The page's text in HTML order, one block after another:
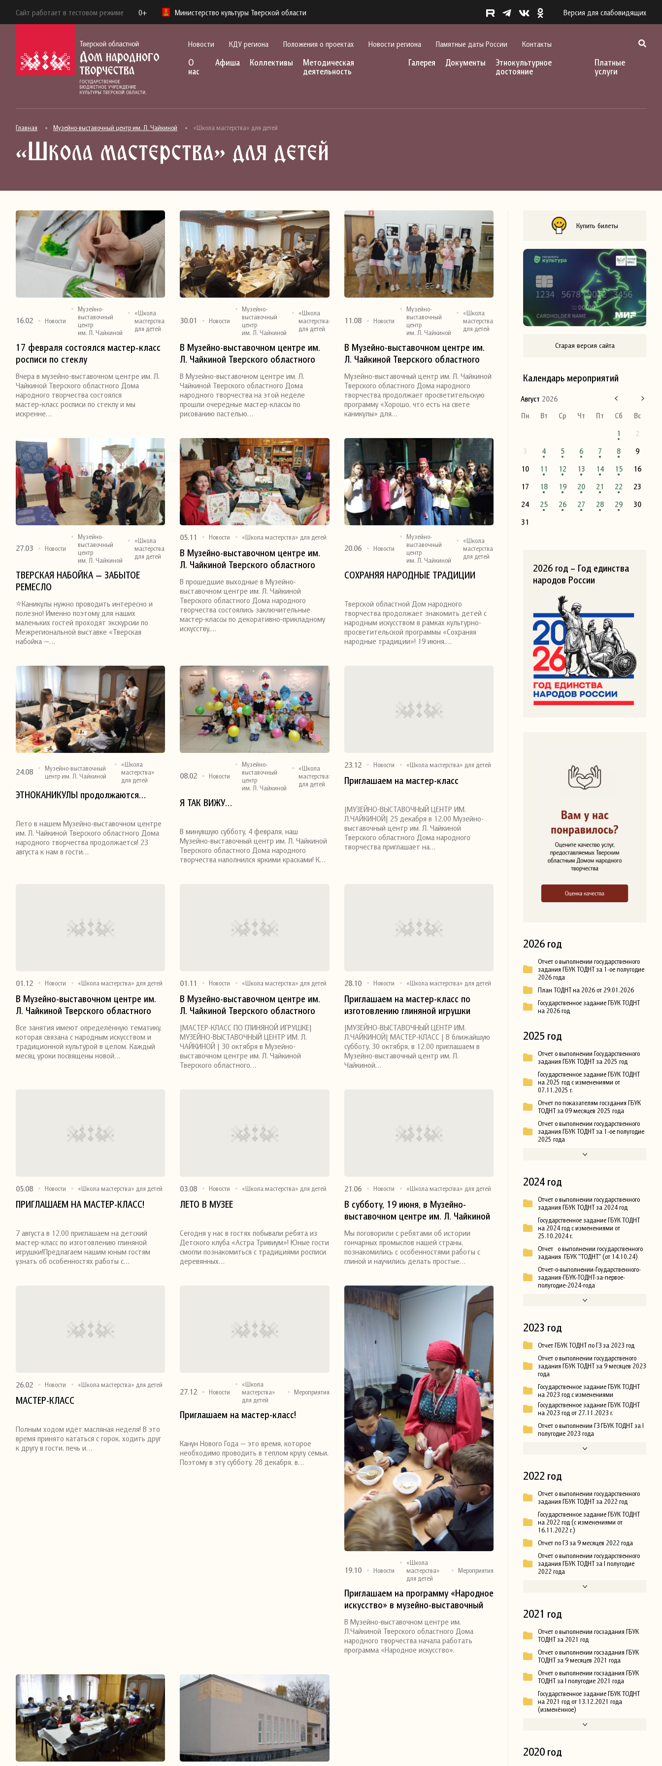
Сайт работает в тестовом режиме 0+ Министерство культуры Тверской области Версия для слабовидящих
Новости КДУ региона Положения о проектах Новости региона Памятные даты России Контакты
О
нас
Афиша Коллективы
Методическая
деятельность
Галерея Документы
Этнокультурное
достояние
Платные
услуги
Главная Музейно-выставочный центр им. Л. Чайкиной «Школа мастерства» для детей
«Школа мастерства» для детей
Поделиться
16.02 Новости
Музейно-
выставочный
центр
им. Л. Чайкиной
«Школа
мастерства»
для детей
17 февраля состоялся мастер‑класс
росписи по стеклу
Вчера в музейно-выставочном центре им. Л.
Чайкиной Тверского областного Дома
народного творчества состоялся
мастер‑класс росписи по стеклу и мы
искренне…
Поделиться
30.01 Новости
Музейно-
выставочный
центр
им. Л. Чайкиной
«Школа
мастерства»
для детей
В Музейно-выставочном центре им.
Л. Чайкиной Тверского областного
Дома народного творчества прошли
мастер-классы по рисованию
пастелью
В Музейно-выставочном центре им. Л.
Чайкиной Тверского областного Дома
народного творчества на этой неделе
прошли очередные мастер-классы по
рисованию пастелью…
Поделиться
11.08 Новости
Музейно-
выставочный
центр
им. Л. Чайкиной
«Школа
мастерства»
для детей
В Музейно-выставочном центре им.
Л. Чайкиной Тверского областного
Дома народного творчества
проходит просветительская
программа для школьников
Музейно-выставочный центр им. Л. Чайкиной
Тверского областного Дома народного
творчества продолжает просветительскую
программу «Хорошо, что есть на свете
каникулы» для…
Поделиться
27.03 Новости
Музейно-
выставочный
центр
им. Л. Чайкиной
«Школа
мастерства»
для детей
ТВЕРСКАЯ НАБОЙКА — ЗАБЫТОЕ
РЕМЕСЛО
⭐Каникулы нужно проводить интересно и
полезно! Именно поэтому для наших
маленьких гостей проходят экскурсии по
Межрегиональной выставке «Тверская
набойка —…
Поделиться
05.11 Новости «Школа мастерства» для детей
В Музейно-выставочном центре им.
Л. Чайкиной Тверского областного
Дома народного творчества
состоялись заключительные мастер-
классы по декоративно-прикладному
искусству, которые проходили в
рамках выставки фотографий
Виктора Христенко «Я так вижу»
В прошедшие выходные в Музейно-
выставочном центре им. Л. Чайкиной
Тверского областного Дома народного
творчества состоялись заключительные
мастер-классы по декоративно-прикладному
искусству,…
Поделиться
20.06 Новости
Музейно-
выставочный
центр
им. Л. Чайкиной
«Школа
мастерства»
для детей
СОХРАНЯЯ НАРОДНЫЕ ТРАДИЦИИ
Тверской областной Дом народного
творчества продолжает знакомить детей с
народным искусством в рамках культурно-
просветительской программы «Сохраняя
народные традиции»! 19 июня,…
Поделиться
24.08
Музейно-выставочный
центр им. Л. Чайкиной
«Школа
мастерства»
для детей
ЭТНОКАНИКУЛЫ продолжаются…
Лето в нашем Музейно-выставочном центре
им. Л. Чайкиной Тверского областного Дома
народного творчества продолжается! 23
августа к нам в гости…
Поделиться
08.02 Новости
Музейно-
выставочный
центр
им. Л. Чайкиной
«Школа
мастерства»
для детей
Я ТАК ВИЖУ…
В минувшую субботу, 4 февраля, наш
Музейно-выставочный центр им. Л. Чайкиной
Тверского областного Дома народного
творчества наполнился яркими красками! К…
23.12 Новости «Школа мастерства» для детей
Приглашаем на мастер-класс
|МУЗЕЙНО-ВЫСТАВОЧНЫЙ ЦЕНТР ИМ.
Л.ЧАЙКИНОЙ| 25 декабря в 12.00 Музейно-
выставочный центр им. Л. Чайкиной
Тверского областного Дома народного
творчества приглашает на…
Поделиться
01.12 Новости «Школа мастерства» для детей
В Музейно-выставочном центре им.
Л. Чайкиной Тверского областного
Дома народного творчества
продолжают знакомить юных гостей
с народным искусством в рамках
одноимённой интерактивной
Все занятия имеют определённую тематику,
которая связана с народным искусством и
традиционной культурой в целом. Каждый
месяц уроки посвящены новой…
Поделиться
01.11 Новости «Школа мастерства» для детей
В Музейно-выставочном центре им.
Л. Чайкиной Тверского областного
Дома народного творчества прошел
детский мастер-класс по глиняной
игрушке
|МАСТЕР-КЛАСС ПО ГЛИНЯНОЙ ИГРУШКЕ|
МУЗЕЙНО-ВЫСТАВОЧНЫЙ ЦЕНТР ИМ. Л.
ЧАЙКИНОЙ | 30 октября в Музейно-
выставочном центре им. Л. Чайкиной
Тверского областного…
Поделиться
28.10 Новости «Школа мастерства» для детей
Приглашаем на мастер-класс по
изготовлению глиняной игрушки
|МУЗЕЙНО-ВЫСТАВОЧНЫЙ ЦЕНТР ИМ.
Л.ЧАЙКИНОЙ| МАСТЕР-КЛАСС | В ближайшую
субботу, 30 октября, в 12.00 приглашаем в
Музейно-выставочный центр им. Л.
Чайкиной…
05.08 Новости «Школа мастерства» для детей
ПРИГЛАШАЕМ НА МАСТЕР-КЛАСС!
7 августа в 12.00 приглашаем на детский
мастер-класс по изготовлению глиняной
игрушки!Предлагаем нашим юным гостям
узнать об особенностях работы с…
03.08 Новости «Школа мастерства» для детей
ЛЕТО В МУЗЕЕ
Сегодня у нас в гостях побывали ребята из
Детского клуба «Астра Тривиум»! Юные гости
смогли познакомиться с традициями росписи
деревянных…
Поделиться
21.06 Новости «Школа мастерства» для детей
В субботу, 19 июня, в Музейно-
выставочном центре им. Л. Чайкиной
Тверского областного Дома
народного творчества прошёл
мастер-класс по глиняной игрушке.
Мы поговорили с ребятами об истории
гончарных промыслов нашей страны,
познакомились с особенностями работы с
глиной и научились делать простые…
26.02 Новости «Школа мастерства» для детей
МАСТЕР-КЛАСС
Полным ходом идёт масляная неделя! В это
время принято кататься с горок, ходить друг
к другу в гости, печь и…
Поделиться
27.12 Новости
«Школа
мастерства»
для детей
Мероприятия
Приглашаем на мастер-класс!
Канун Нового Года — это время, которое
необходимо проводить в теплом кругу семьи.
Поэтому в эту субботу, 28 декабря, в…
Поделиться
19.10 Новости
«Школа
мастерства»
для детей
Мероприятия
Приглашаем на программу «Народное
искусство» в музейно-выставочный
центр им. Л. Чайкиной!
В Музейно-выставочном центре им.
Л.Чайкиной Тверского областного Дома
народного творчества начала работать
программа «Народное искусство».
Купить билеты
Старая версия сайта
Календарь мероприятий
Август 2026
Пн
Вт Ср Чт Пт Сб
Вс
1
2
3
4 5 6 7 8
9
10
11 12 13 14 15
16
17
18 19 20 21 22
23
24
25 26 27 28 29
30
31
2026 год – Год единства
народов России
2026 год
Отчет о выполнении государственного
задания ГБУК ТОДНТ за 1-ое полугодие
2026 года
План ТОДНТ на 2026 от 29.01.2026
Государственное задание ГБУК ТОДНТ
на 2026 год
2025 год
Отчет о выполнении Государственного
задания ГБУК ТОДНТ за 2025 год
Государственное задание ГБУК ТОДНТ
на 2025 год с изменениями от
07.11.2025 г.
Отчет по показателям госздания ГБУК
ТОДНТ за 09 месяцев 2025 года
Отчет о выполнении государственного
задания ГБУК ТОДНТ за 1-ое полугодие
2025 года
2024 год
Отчет о выполнении государственного
задания ГБУК ТОДНТ за 2024 год
Государственное задание ГБУК ТОДНТ
на 2024 год с изменениями от
25.10.2024 г.
Отчет о выполнении государственного
задания ГБУК "ТОДНТ" (от 14.10.24)
Отчет-о-выполнении-Гоударственного-
задания-ГБУК-ТОДНТ-за-первое-
полугодие-2024-года
2023 год
Отчет ГБУК ТОДНТ по ГЗ за 2023 год
Отчет о выполнении государственого
задания ГБУК ТОДНТ за 9 месяцев 2023
года
Государственное задание ГБУК ТОДНТ
на 2023 год с изменениями
Государственное задание ГБУК ТОДНТ
на 2023 год от 27.11.2023 г.
Отчет о выполнении ГЗ ГБУК ТОДНТ за I
полугодие 2023 года
2022 год
Отчет о выполнении государственного
задания ГБУК ТОДНТ за 2022 год
Государственное задание ГБУК ТОДНТ
на 2022 год (с изменениями от
16.11.2022 г.)
Отчет по ГЗ за 9 месяцев 2022 года
Отчет о выполнении государственного
задания ГБУК ТОДНТ за I полугодие
2022 года
2021 год
Отчет о выполнении госзадания ГБУК
ТОДНТ за 2021 год
Отчет о выполнении госзадания ГБУК
ТОДНТ за 9 месяцев 2021 года
Отчет о выполнении госзадания ГБУК
ТОДНТ за I полугодие 2021 года
Государственное задание ГБУК ТОДНТ
на 2021 год от 13.12.2021 года
(изменённое)
2020 год